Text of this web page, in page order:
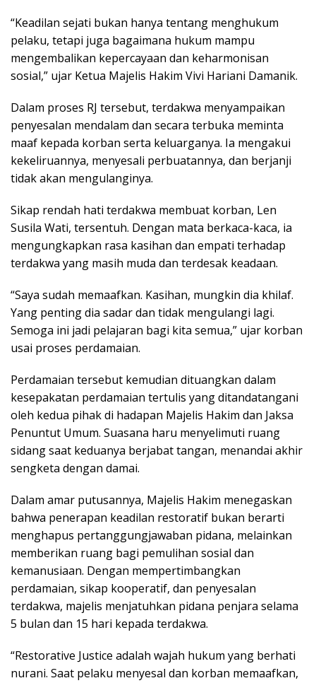
“Keadilan sejati bukan hanya tentang menghukum
pelaku, tetapi juga bagaimana hukum mampu
mengembalikan kepercayaan dan keharmonisan
sosial,” ujar Ketua Majelis Hakim Vivi Hariani Damanik.
Dalam proses RJ tersebut, terdakwa menyampaikan
penyesalan mendalam dan secara terbuka meminta
maaf kepada korban serta keluarganya. Ia mengakui
kekeliruannya, menyesali perbuatannya, dan berjanji
tidak akan mengulanginya.
Sikap rendah hati terdakwa membuat korban, Len
Susila Wati, tersentuh. Dengan mata berkaca-kaca, ia
mengungkapkan rasa kasihan dan empati terhadap
terdakwa yang masih muda dan terdesak keadaan.
“Saya sudah memaafkan. Kasihan, mungkin dia khilaf.
Yang penting dia sadar dan tidak mengulangi lagi.
Semoga ini jadi pelajaran bagi kita semua,” ujar korban
usai proses perdamaian.
Perdamaian tersebut kemudian dituangkan dalam
kesepakatan perdamaian tertulis yang ditandatangani
oleh kedua pihak di hadapan Majelis Hakim dan Jaksa
Penuntut Umum. Suasana haru menyelimuti ruang
sidang saat keduanya berjabat tangan, menandai akhir
sengketa dengan damai.
Dalam amar putusannya, Majelis Hakim menegaskan
bahwa penerapan keadilan restoratif bukan berarti
menghapus pertanggungjawaban pidana, melainkan
memberikan ruang bagi pemulihan sosial dan
kemanusiaan. Dengan mempertimbangkan
perdamaian, sikap kooperatif, dan penyesalan
terdakwa, majelis menjatuhkan pidana penjara selama
5 bulan dan 15 hari kepada terdakwa.
“Restorative Justice adalah wajah hukum yang berhati
nurani. Saat pelaku menyesal dan korban memaafkan,